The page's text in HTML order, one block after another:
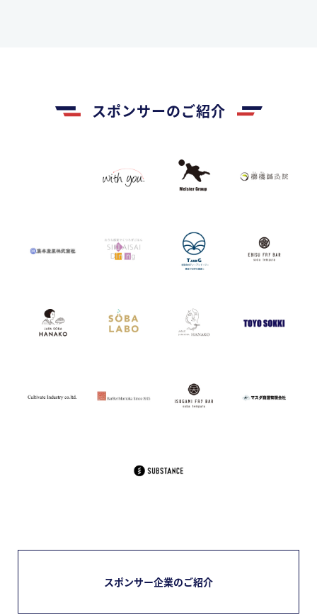
スポンサーのご紹介
スポンサー企業のご紹介